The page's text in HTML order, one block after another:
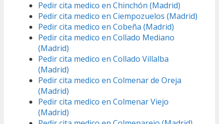
Pedir cita medico en Chinchón (Madrid)
Pedir cita medico en Ciempozuelos (Madrid)
Pedir cita medico en Cobeña (Madrid)
Pedir cita medico en Collado Mediano
(Madrid)
Pedir cita medico en Collado Villalba
(Madrid)
Pedir cita medico en Colmenar de Oreja
(Madrid)
Pedir cita medico en Colmenar Viejo
(Madrid)